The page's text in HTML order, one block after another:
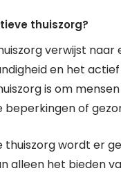
thuiszorg?
verwijst
en het
is om
beperkingen of
thuiszorg wordt er
alleen het bieden